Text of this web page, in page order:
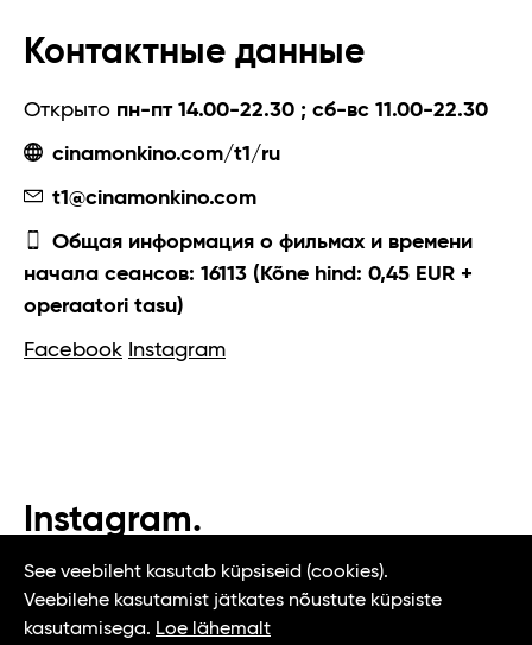
Контактные данные
Открыто пн-пт 14.00-22.30 ; сб-вс 11.00-22.30
cinamonkino.com/t1/ru
t1@cinamonkino.com
Общая информация о фильмах и времени
начала сеансов: 16113 (Kõne hind: 0,45 EUR +
operaatori tasu)
Facebook Instagram
Instagram.
#t1tallinn #tasteoftallinn
See veebileht kasutab küpsiseid (cookies).
Veebilehe kasutamist jätkates nõustute küpsiste
kasutamisega. Loe lähemalt